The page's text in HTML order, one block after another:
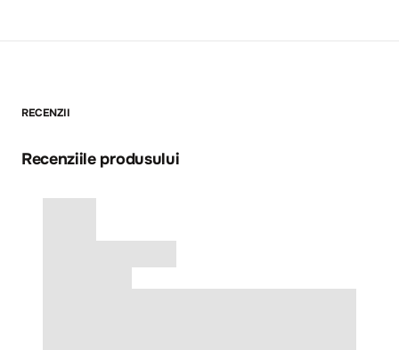
RECENZII
Recenziile produsului